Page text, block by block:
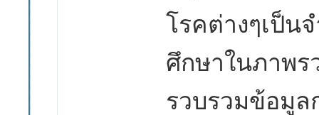
โรคต่างๆเป็
ศึกษาในภาพ
รวบรวมข้อมู